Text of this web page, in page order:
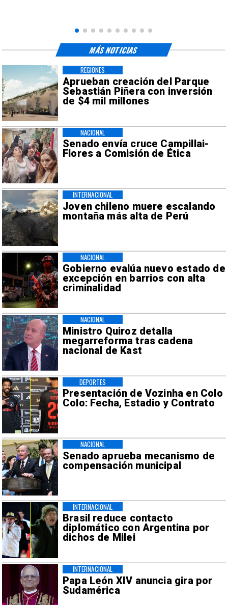
Aprueban creación del Parque
Sebastián Piñera con inversión
de $4 mil millones
REGIONES
Senado envía cruce Campillai-
Flores a Comisión de Ética
NACIONAL
Joven chileno muere escalando
montaña más alta de Perú
INTERNACIONAL
Gobierno evalúa nuevo estado de
excepción en barrios con alta
criminalidad
NACIONAL
Ministro Quiroz detalla
megarreforma tras cadena
nacional de Kast
NACIONAL
Presentación de Vozinha en Colo
Colo: Fecha, Estadio y Contrato
DEPORTES
Senado aprueba mecanismo de
compensación municipal
NACIONAL
Brasil reduce contacto
diplomático con Argentina por
dichos de Milei
INTERNACIONAL
Papa León XIV anuncia gira por
Sudamérica
INTERNACIONAL
MÁS NOTICIAS